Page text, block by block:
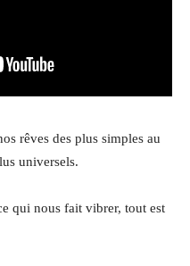
rêves des plus simples au
universels.
qui nous fait vibrer, tout est